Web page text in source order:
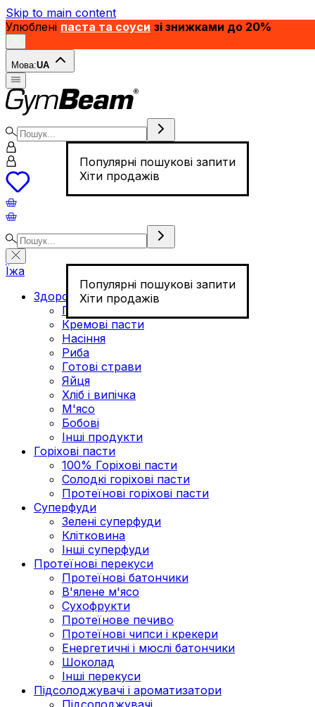
Skip to main content
Улюблені паста та соуси зі знижками до 20%
Мова:UA
Популярні пошукові запити
Хіти продажів
Популярні пошукові запити
Хіти продажів
Їжа
Здорове харчування
Горіхи
Кремові пасти
Насіння
Риба
Готові страви
Яйця
Хліб і випічка
М'ясо
Бобові
Інші продукти
Горіхові пасти
100% Горіхові пасти
Солодкі горіхові пасти
Протеїнові горіхові пасти
Суперфуди
Зелені суперфуди
Клітковина
Інші суперфуди
Протеїнові перекуси
Протеїнові батончики
В'ялене м'ясо
Сухофрукти
Протеїнове печиво
Протеїнові чипси і крекери
Енергетичні і мюслі батончики
Шоколад
Інші перекуси
Підсолоджувачі і ароматизатори
Підсолоджувачі